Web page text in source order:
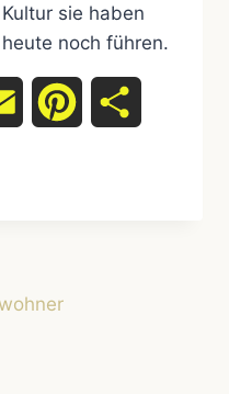
sie haben
noch führen.
Email Pinterest